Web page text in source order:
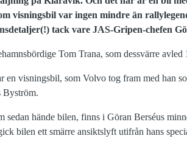
visningsbil var ingen mindre än
tack vare JAS-Gripen-chefen
Tom Trana, som dessvärre
en visningsbil, som Volvo tog fram med han
Byström.
sedan hände bilen, finns i Göran Berséus
bilen ett smärre ansiktslyft utifrån hans